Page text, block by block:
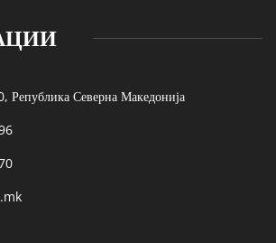
Република Северна Македонија